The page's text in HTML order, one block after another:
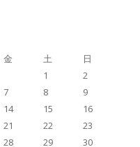
金 土
日
1
2
7 8
9
14 15
16
21 22
23
28 29 30